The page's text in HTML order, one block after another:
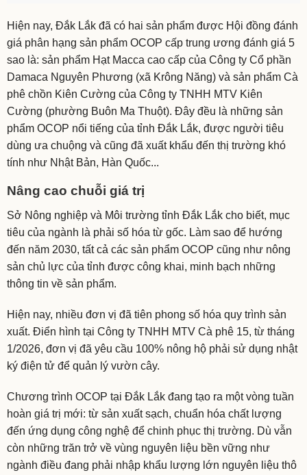
Hiện nay, Đắk Lắk đã có hai sản phẩm được Hội đồng đánh
giá phân hạng sản phẩm OCOP cấp trung ương đánh giá 5
sao là: sản phẩm Hạt Macca cao cấp của Công ty Cổ phần
Damaca Nguyên Phương (xã Krông Năng) và sản phẩm Cà
phê chồn Kiên Cường của Công ty TNHH MTV Kiên
Cường (phường Buôn Ma Thuột). Đây đều là những sản
phẩm OCOP nổi tiếng của tỉnh Đắk Lắk, được người tiêu
dùng ưa chuộng và cũng đã xuất khẩu đến thị trường khó
tính như Nhật Bản, Hàn Quốc...
Nâng cao chuỗi giá trị
Sở Nông nghiệp và Môi trường tỉnh Đắk Lắk cho biết, mục
tiêu của ngành là phải số hóa từ gốc. Làm sao để hướng
đến năm 2030, tất cả các sản phẩm OCOP cũng như nông
sản chủ lực của tỉnh được công khai, minh bạch những
thông tin về sản phẩm.
Hiện nay, nhiều đơn vị đã tiên phong số hóa quy trình sản
xuất. Điển hình tại Công ty TNHH MTV Cà phê 15, từ tháng
1/2026, đơn vị đã yêu cầu 100% nông hộ phải sử dụng nhật
ký điện tử để quản lý vườn cây.
Chương trình OCOP tại Đắk Lắk đang tạo ra một vòng tuần
hoàn giá trị mới: từ sản xuất sạch, chuẩn hóa chất lượng
đến ứng dụng công nghệ để chinh phục thị trường. Dù vẫn
còn những trăn trở về vùng nguyên liệu bền vững như
ngành điều đang phải nhập khẩu lượng lớn nguyên liệu thô